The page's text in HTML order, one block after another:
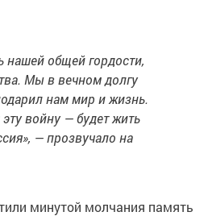
нашей общей гордости,
Мы в вечном долгу
нам мир и жизнь.
войну — будет жить
— прозвучало на
минутой молчания память